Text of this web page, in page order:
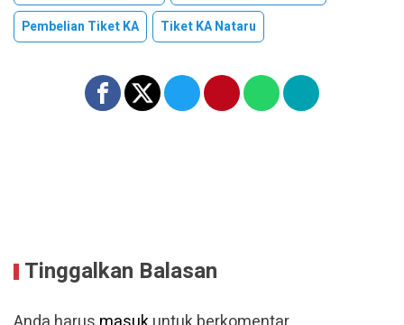
Pembelian Tiket KA
Tiket KA Nataru